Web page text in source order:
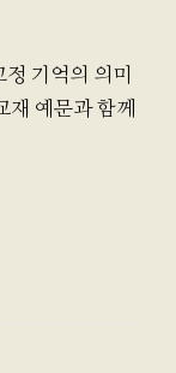
기억의 의미
재 예문과 함께